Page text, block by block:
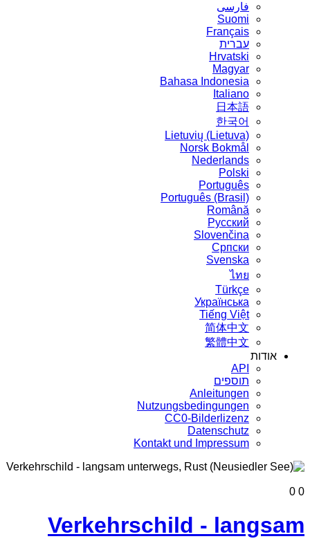
فارسی
Suomi
Français
עברית
Hrvatski
Magyar
Bahasa Indonesia
Italiano
日本語
한국어
Lietuvių (Lietuva)
‪Norsk Bokmål‬
Nederlands
Polski
Português
Português (Brasil)
Română
Русский
Slovenčina
Српски
Svenska
ไทย
Türkçe
Українська
Tiếng Việt
简体中文
繁體中文
אודות
API
תוספים
Anleitungen
Nutzungsbedingungen
CC0-Bilderlizenz
Datenschutz
Kontakt und Impressum
0
0
Verkehrschild - langsam